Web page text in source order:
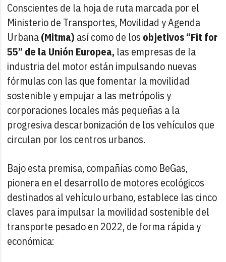
Conscientes de la hoja de ruta marcada por el
Ministerio de Transportes, Movilidad y Agenda
Urbana(Mitma) así como de los objetivos “Fit for
55” de la Unión Europea, las empresas de la
industria del motor están impulsando nuevas
fórmulas con las que fomentar la movilidad
sostenible y empujar a las metrópolis y
corporaciones locales más pequeñas a la
progresiva descarbonización de los vehículos que
circulan por los centros urbanos.
Bajo esta premisa, compañías como BeGas,
pionera en el desarrollo de motores ecológicos
destinados al vehículo urbano, establece las cinco
claves para impulsar la movilidad sostenible del
transporte pesado en 2022, de forma rápida y
económica: